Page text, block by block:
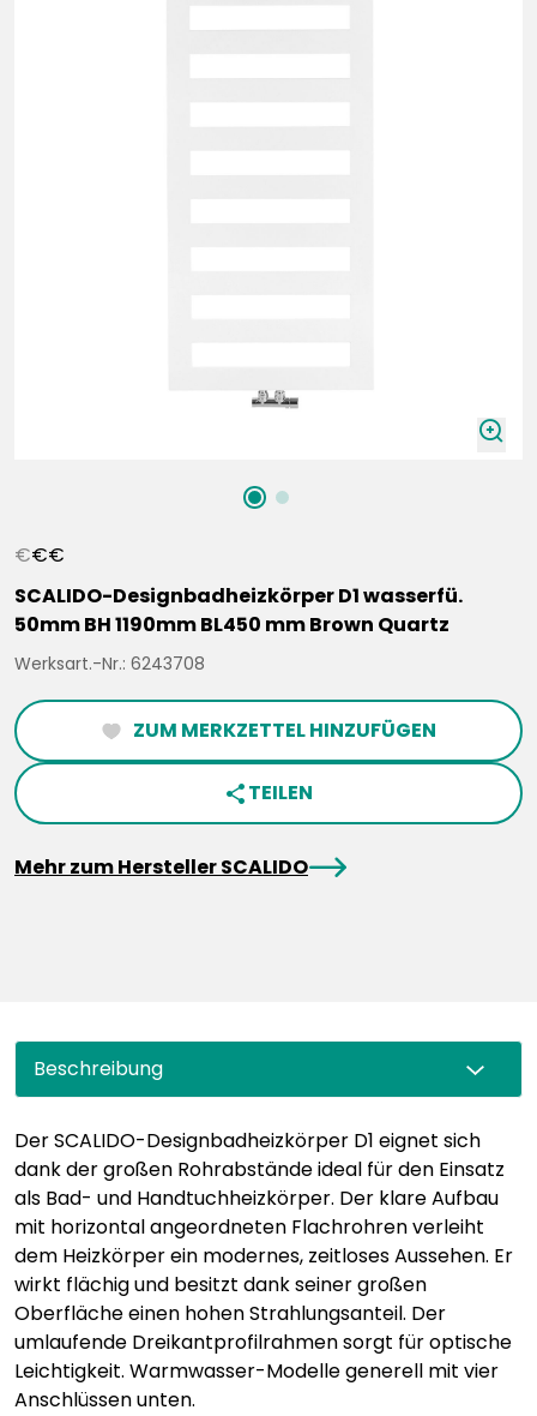
zoomIn
€€€
SCALIDO-Designbadheizkörper D1 wasserfü.
50mm BH 1190mm BL450 mm Brown Quartz
Werksart.-Nr.: 6243708
heartFilled ZUM MERKZETTEL HINZUFÜGEN
share TEILEN
Mehr zum Hersteller SCALIDOarrowRight
Beschreibung
Der SCALIDO-Designbadheizkörper D1 eignet sich
dank der großen Rohrabstände ideal für den Einsatz
als Bad- und Handtuchheizkörper. Der klare Aufbau
mit horizontal angeordneten Flachrohren verleiht
dem Heizkörper ein modernes, zeitloses Aussehen. Er
wirkt flächig und besitzt dank seiner großen
Oberfläche einen hohen Strahlungsanteil. Der
umlaufende Dreikantprofilrahmen sorgt für optische
Leichtigkeit. Warmwasser-Modelle generell mit vier
Anschlüssen unten.